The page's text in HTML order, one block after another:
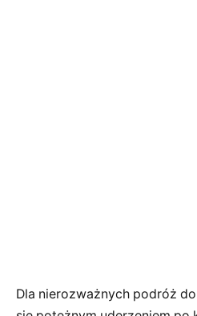
Dla nierozważnych podróż